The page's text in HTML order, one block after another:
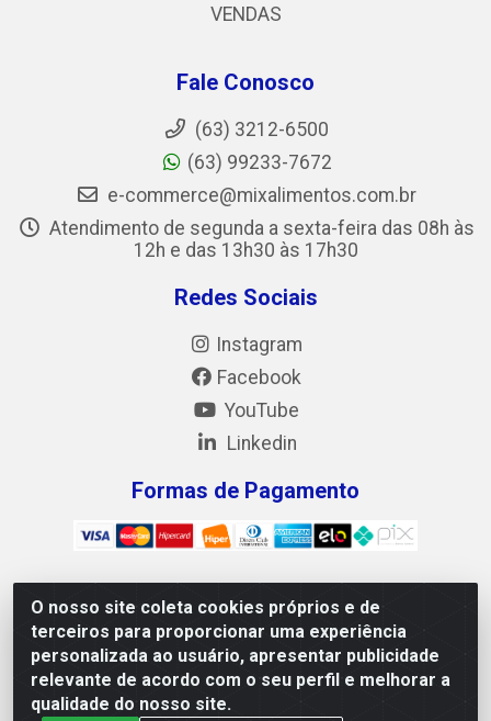
O nosso site coleta cookies próprios e de
terceiros para proporcionar uma experiência
personalizada ao usuário, apresentar publicidade
relevante de acordo com o seu perfil e melhorar a
qualidade do nosso site.
VENDAS
Fale Conosco
(63) 3212-6500
(63) 99233-7672
e-commerce@mixalimentos.com.br
Atendimento de segunda a sexta-feira das 08h às
12h e das 13h30 às 17h30
Redes Sociais
Instagram
Facebook
YouTube
Linkedin
Formas de Pagamento
Mix Alimentos LTDA - Quadra Asr Ne 55 (412 Norte), Alameda
02, S/N - Plano Diretor Norte, Palmas/TO - CEP 77.006-540 -
CNPJ 05.922.500/0001-02